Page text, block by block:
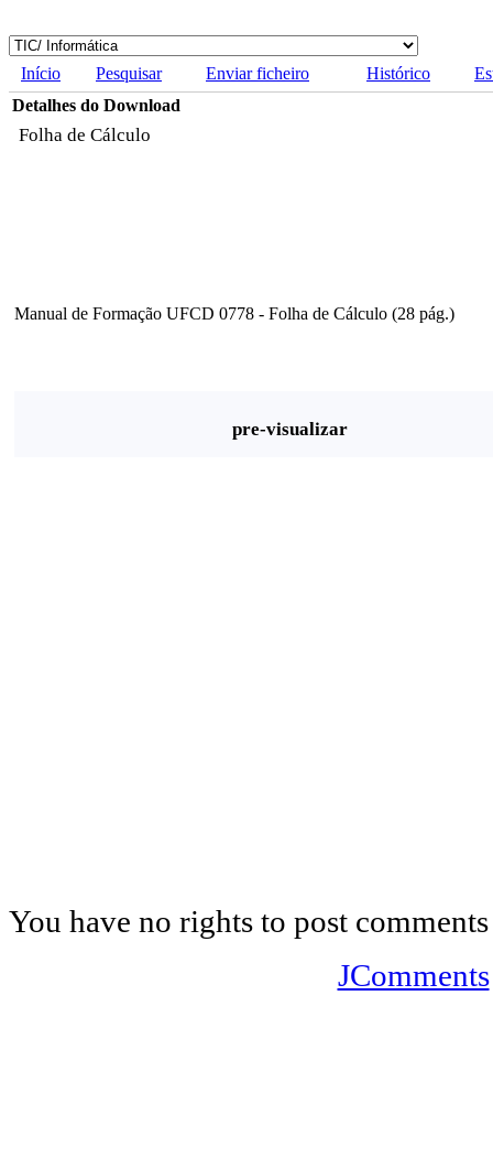
Início Pesquisar Enviar ficheiro Histórico
Detalhes do Download
Folha de Cálculo
Manual de Formação UFCD 0778 - Folha de Cálculo (28 pág.)
pre-visualizar
You have no rights to post comments
JComments